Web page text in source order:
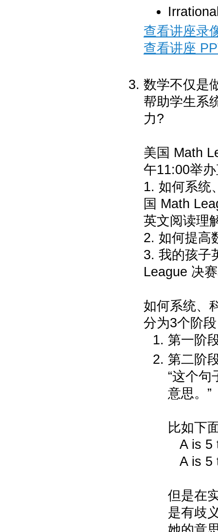
查看讲座录
查看讲座
数学不仅是
帮助学生系
力?
美国 Math
午11:00举
1. 如何系统
国 Math
英文阅读理
2. 如何提高
3. 我的孩子
League 决
如何系统、
分为3个阶
第一阶
第二阶
“这个
意思。”
比如下
A is 5
A is 5
但是在
是有歧